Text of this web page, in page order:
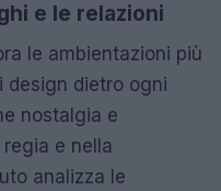
e le relazioni
le ambientazioni più
design dietro ogni
nostalgia e
e nella
analizza le